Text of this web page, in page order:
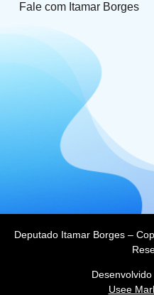
Fale com Itamar Borges
Deputado Itamar Borges –
Usee